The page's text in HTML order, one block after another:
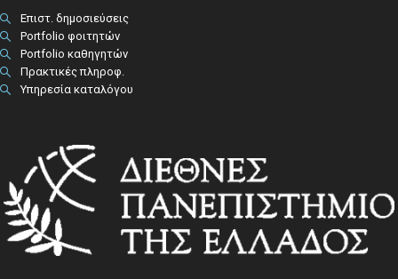
Επιστ. δημοσιεύσεις
Portfolio φοιτητών
Portfolio καθηγητών
Πρακτικές πληροφ.​
Υπηρεσία καταλόγου